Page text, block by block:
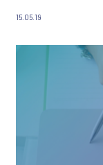
15.05.19